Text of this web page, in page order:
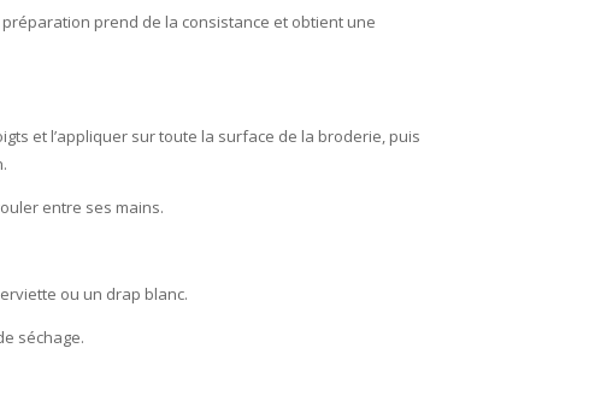
préparation prend de la consistance et obtient une
et l’appliquer sur toute la surface de la broderie, puis
entre ses mains.
ou un drap blanc.
séchage.